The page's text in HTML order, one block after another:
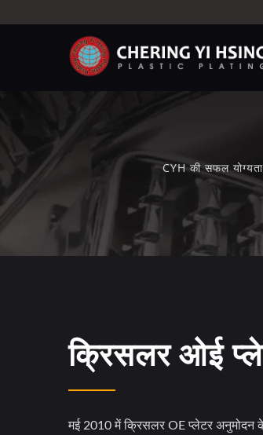
CYH की सफल
क्रिसलर ओई
मई 2010 में क्रिसलर OE प्लेटर अनुमोदन